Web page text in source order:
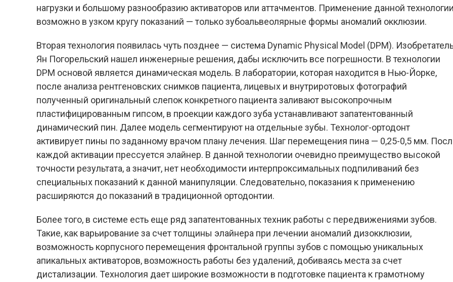
нагрузки и большому разнообразию активаторов или аттачментов. Применение данной
возможно в узком кругу показаний — только зубоальвеолярные формы аномалий окклюзии.
Вторая технология появилась чуть позднее — система Dynamic Physical Model (DPM).
Ян Погорельский нашел инженерные решения, дабы исключить все погрешности. В технологии
DPM основой является динамическая модель. В лаборатории, которая находится в Нью-Йорке,
после анализа рентгеновских снимков пациента, лицевых и внутриротовых фотографий
полученный оригинальный слепок конкретного пациента заливают высокопрочным
пластифицированным гипсом, в проекции каждого зуба устанавливают запатентованный
динамический пин. Далее модель сегментируют на отдельные зубы. Технолог-ортодонт
активирует пины по заданному врачом плану лечения. Шаг перемещения пина — 0,25-0,5 мм.
каждой активации прессуется элайнер. В данной технологии очевидно преимущество высокой
точности результата, а значит, нет необходимости интерпроксимальных подпиливаний без
специальных показаний к данной манипуляции. Следовательно, показания к применению
расширяются до показаний в традиционной ортодонтии.
Более того, в системе есть еще ряд запатентованных техник работы с передвижениями зубов.
Такие, как варьирование за счет толщины элайнера при лечении аномалий дизокклюзии,
возможность корпусного перемещения фронтальной группы зубов с помощью уникальных
апикальных активаторов, возможность работы без удалений, добиваясь места за счет
дистализации. Технология дает широкие возможности в подготовке пациента к грамотному